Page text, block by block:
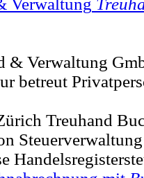
Verwaltung
& Verwaltung
betreut
Treuhand
Steuerverwaltung